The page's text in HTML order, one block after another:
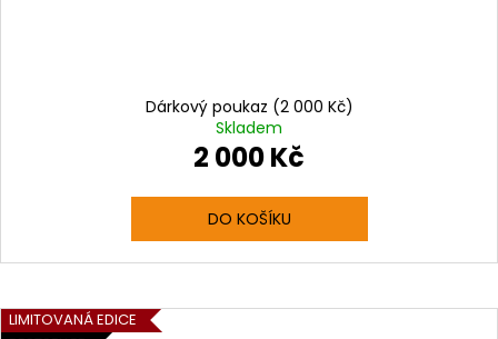
Dárkový poukaz (2 000 Kč)
Skladem
2 000 Kč
DO KOŠÍKU
LIMITOVANÁ EDICE